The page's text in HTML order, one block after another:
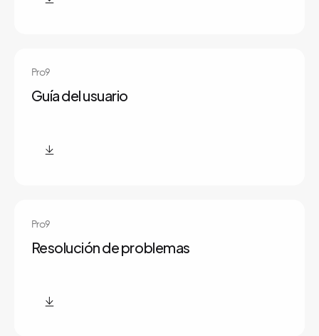
Pro9
Guía del usuario
Pro9
Resolución de problemas